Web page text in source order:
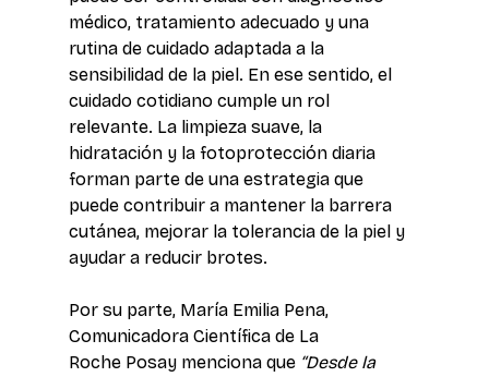
médico, tratamiento adecuado y una
rutina de cuidado adaptada a la
sensibilidad de la piel. En ese sentido, el
cuidado cotidiano cumple un rol
relevante. La limpieza suave, la
hidratación y la fotoprotección diaria
forman parte de una estrategia que
puede contribuir a mantener la barrera
cutánea, mejorar la tolerancia de la piel y
ayudar a reducir brotes.
Por su parte, María Emilia Pena,
Comunicadora Científica de La
Roche Posay menciona que “Desde la